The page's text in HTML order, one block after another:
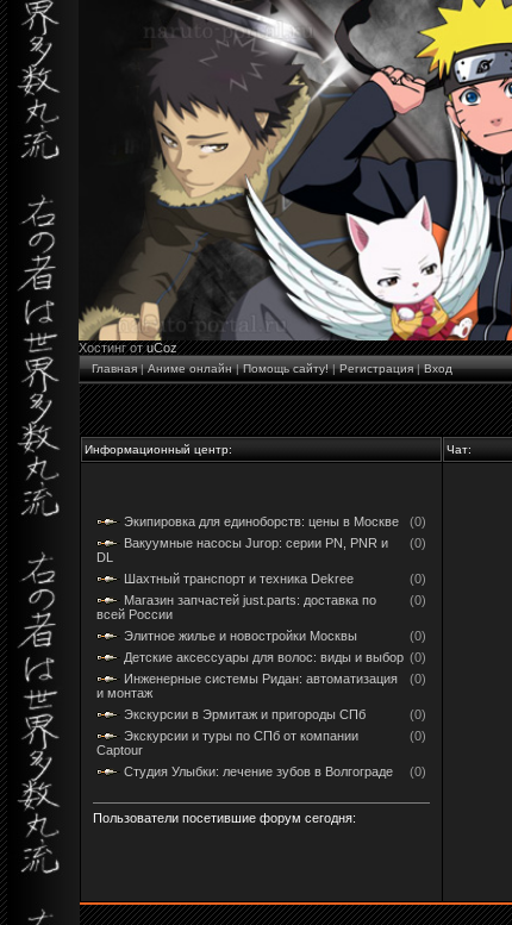
Хостинг отuCoz
Главная|Аниме онлайн|Помощь сайту!|Регистрация|Вход
Информационный центр: Чат:
Экипировка для единоборств: цены в Москве
(0)
Вакуумные насосы Jurop: серии PN, PNR и
DL
(0)
Шахтный транспорт и техника Dekree
(0)
Магазин запчастей just.parts: доставка по
всей России
(0)
Элитное жилье и новостройки Москвы
(0)
Детские аксессуары для волос: виды и выбор (0)
Инженерные системы Ридан: автоматизация
и монтаж
(0)
Экскурсии в Эрмитаж и пригороды СПб
(0)
Экскурсии и туры по СПб от компании
Captour
(0)
Студия Улыбки: лечение зубов в Волгограде (0)
Пользователи посетившие форум сегодня: